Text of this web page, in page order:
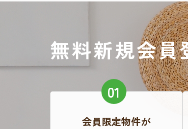
無料新規会員
会員限定物件が